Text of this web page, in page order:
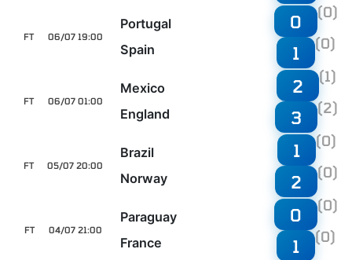
06/07 19:00
FT
Portugal
Spain
0 (0)
1 (0)
06/07 01:00
FT
Mexico
England
2 (1)
3 (2)
05/07 20:00
FT
Brazil
Norway
1 (0)
2 (0)
04/07 21:00
FT
Paraguay
France
0 (0)
1 (0)